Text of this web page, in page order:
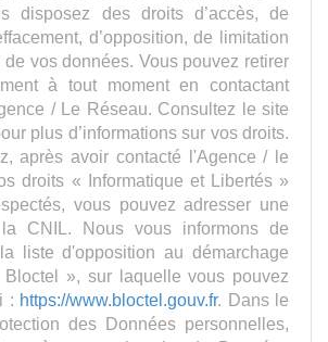
disposez des droits d’accès, de
d’opposition, de limitation
vos données. Vous pouvez retirer
à tout moment en contactant
/ Le Réseau. Consultez le site
plus d’informations sur vos droits.
après avoir contacté l'Agence / le
droits « Informatique et Libertés »
vous pouvez adresser une
CNIL. Nous vous informons de
liste d'opposition au démarchage
», sur laquelle vous pouvez
: https://www.bloctel.gouv.fr. Dans le
des Données personnelles,